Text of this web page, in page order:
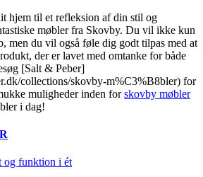
hjem til et refleksion af din stil og
møbler fra Skovby. Du vil ikke kun
men du vil også føle dig godt tilpas med at
der er lavet med omtanke for både
[Salt & Peber]
collections/skovby-m%C3%B8bler) for
muligheder inden forskovby møbler
i dag!